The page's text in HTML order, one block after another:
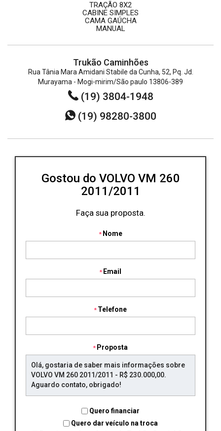
TRAÇÃO 8X2
CABINE SIMPLES
CAMA GAÚCHA
MANUAL
Trukão Caminhões
Rua Tânia Mara Amidani Stabile da Cunha, 52, Pq. Jd.
Murayama - Mogi-mirim/São paulo 13806-389
(19) 3804-1948
(19) 98280-3800
Gostou do VOLVO VM 260
2011/2011
Faça sua proposta.
Nome
Email
Telefone
Proposta
Quero financiar
Quero dar veículo na troca